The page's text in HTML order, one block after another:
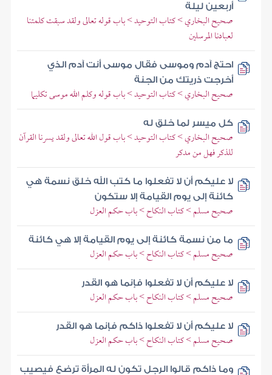
أربعين ليلة
صحيح البخاري > كتاب التوحيد > باب قوله تعالى ولقد سبقت كلمتنا
لعبادنا المرسلين
احتج آدم وموسى فقال موسى أنت آدم الذي
أخرجت ذريتك من الجنة
صحيح البخاري > كتاب التوحيد > باب قوله وكلم الله موسى تكليما
كل ميسر لما خلق له
صحيح البخاري > كتاب التوحيد > باب قول الله تعالى ولقد يسرنا القرآن
للذكر فهل من مدكر
لا عليكم أن لا تفعلوا ما كتب الله خلق نسمة هي
كائنة إلى يوم القيامة إلا ستكون
صحيح مسلم > كتاب النكاح > باب حكم العزل
ما من نسمة كائنة إلى يوم القيامة إلا هي كائنة
صحيح مسلم > كتاب النكاح > باب حكم العزل
لا عليكم أن لا تفعلوا فإنما هو القدر
صحيح مسلم > كتاب النكاح > باب حكم العزل
لا عليكم أن لا تفعلوا ذاكم فإنما هو القدر
صحيح مسلم > كتاب النكاح > باب حكم العزل
وما ذاكم قالوا الرجل تكون له المرأة ترضع فيصيب